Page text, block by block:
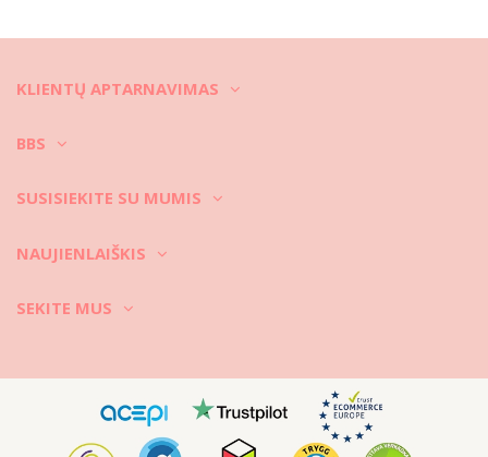
Luzia
Vimeo ID: 315624090
KLIENTŲ APTARNAVIMAS
BBS
SUSISIEKITE SU MUMIS
NAUJIENLAIŠKIS
SEKITE MUS